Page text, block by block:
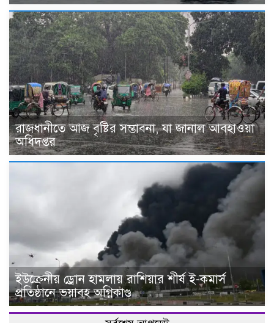
রাজধানীতে আজ বৃষ্টির সম্ভাবনা, যা জানাল আবহাওয়া
অধিদপ্তর
ইউক্রেনীয় ড্রোন হামলায় রাশিয়ার শীর্ষ ই-কমার্স
প্রতিষ্ঠানে ভয়াবহ অগ্নিকাণ্ড